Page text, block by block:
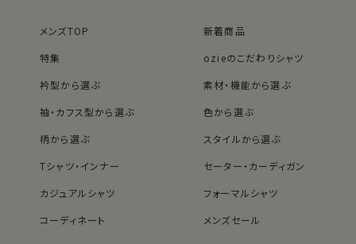
※NEW※これまで販売していた従来の七分袖モデル、品
マートカジュアルに最適なデザインに。
着丈も従来モデルより若干短くなり、よりスッキリとした
詳細はサイズ表をご参照ください。
メンズTOP
新着商品
特集
ozieのこだわりシャツ
衿型から選ぶ
素材・機能から選ぶ
袖・カフス型から選ぶ
色から選ぶ
柄から選ぶ
スタイルから選ぶ
Tシャツ・インナー
セーター・カーディガン
カジュアルシャツ
フォーマルシャツ
コーディネート
メンズセール